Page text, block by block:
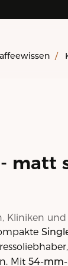
/
matt
Kliniken
Mit 54-